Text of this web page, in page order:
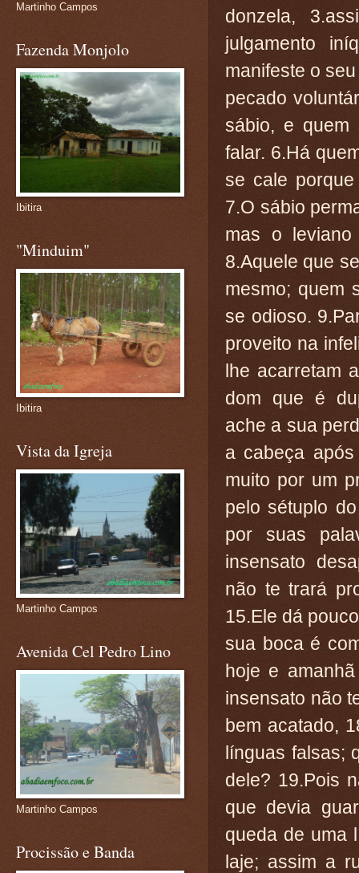
donzela,
julgamento
manifeste o
pecado
sábio, e quem
falar. 6.Há
se cale
7.O sábio
mas o
8.Aquele que
mesmo; quem
se odioso.
proveito na
lhe acarretam
dom que é
ache a sua
a cabeça
muito por um
pelo sétuplo
por suas
insensato
não te trará
15.Ele dá
sua boca é
hoje e
insensato não
bem acatado,
línguas falsas;
dele? 19.Pois
que devia
queda de uma
laje; assim a
Martinho Campos
Fazenda Monjolo
Ibitira
"Minduim"
Ibitira
Vista da Igreja
Martinho Campos
Avenida Cel Pedro Lino
Martinho Campos
Procissão e Banda